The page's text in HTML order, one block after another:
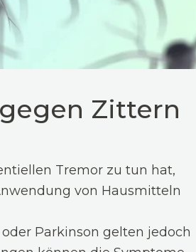
Zittern
Tremor zu tun hat,
von Hausmitteln
Parkinson gelten jedoch